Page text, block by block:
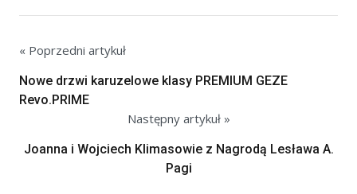
« Poprzedni artykuł
Nowe drzwi karuzelowe klasy PREMIUM GEZE
Revo.PRIME
Następny artykuł »
Joanna i Wojciech Klimasowie z Nagrodą Lesława A.
Pagi